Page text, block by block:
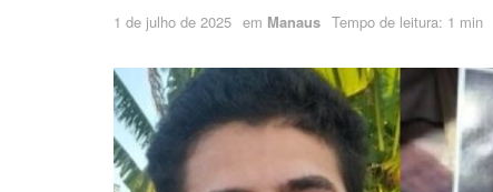
1 de julho de 2025 em Manaus Tempo de leitura: 1 min